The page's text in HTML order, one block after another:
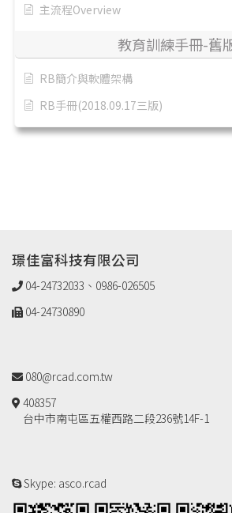
主流程Overview
教育訓練手冊-舊
RB簡介與軟體架構
RB手冊(2018.09.17三版)
璟佳富科技有限公司
04-24732033、0986-026505
04-24730890
080@rcad.com.tw
408357
台中市南屯區五權西路二段236號14F-1
Skype: asco.rcad